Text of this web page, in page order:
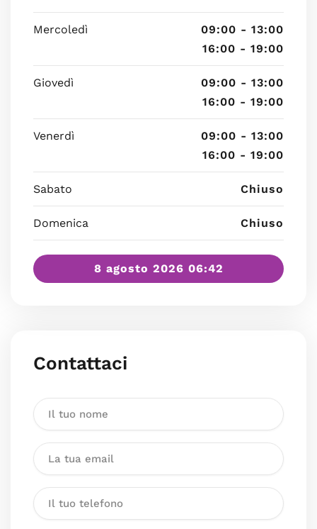
Mercoledì
09:00 - 13:00
16:00 - 19:00
Giovedì
09:00 - 13:00
16:00 - 19:00
Venerdì
09:00 - 13:00
16:00 - 19:00
Sabato Chiuso
Domenica Chiuso
8 agosto 2026 06:42
Contattaci